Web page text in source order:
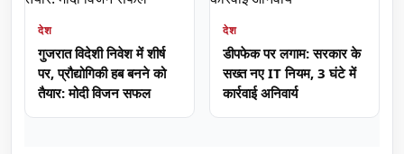
देश
गुजरात विदेशी निवेश में शीर्ष
पर, प्रौद्योगिकी हब बनने को
तैयार: मोदी विजन सफल
देश
डीपफेक पर लगाम: सरकार के
सख्त नए IT नियम, 3 घंटे में
कार्रवाई अनिवार्य